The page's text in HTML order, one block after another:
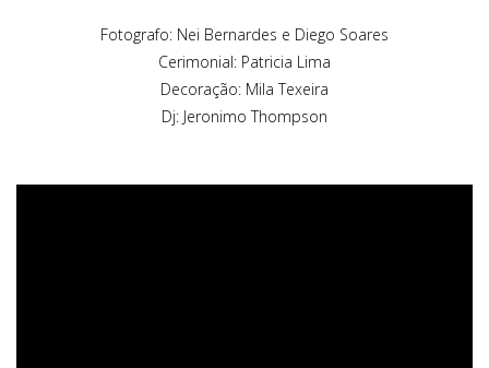
Fotografo: Nei Bernardes e Diego Soares
Cerimonial: Patricia Lima
Decoração: Mila Texeira
Dj: Jeronimo Thompson